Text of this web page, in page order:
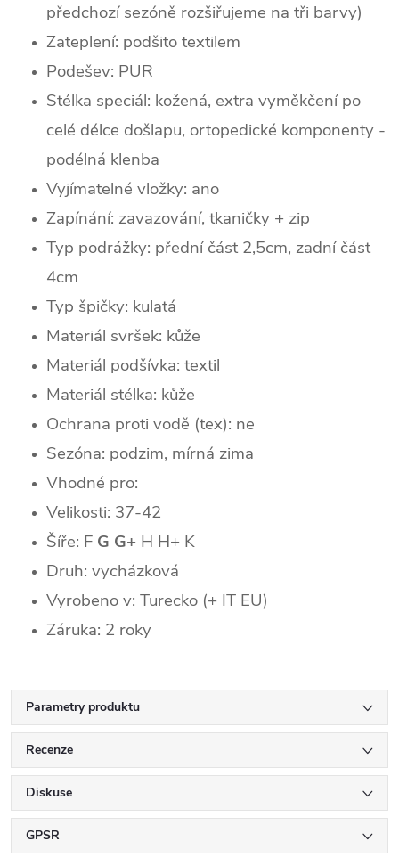
předchozí sezóně rozšiřujeme na tři barvy)
Zateplení: podšito textilem
Podešev: PUR
Stélka speciál: kožená, extra vyměkčení po
celé délce došlapu, ortopedické komponenty -
podélná klenba
Vyjímatelné vložky: ano
Zapínání: zavazování, tkaničky + zip
Typ podrážky: přední část 2,5cm, zadní část
4cm
Typ špičky: kulatá
Materiál svršek: kůže
Materiál podšívka: textil
Materiál stélka: kůže
Ochrana proti vodě (tex): ne
Sezóna: podzim, mírná zima
Vhodné pro:
Velikosti: 37-42
Šíře: F G G+ H H+ K
Druh: vycházková
Vyrobeno v: Turecko (+ IT EU)
Záruka: 2 roky
Parametry produktu
Recenze
Diskuse
GPSR